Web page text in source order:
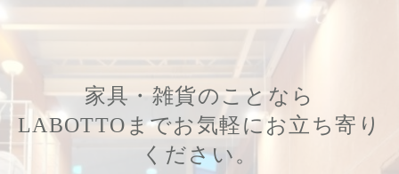
家具・雑貨のことなら
LABOTTOまでお気軽にお立ち寄り
ください。